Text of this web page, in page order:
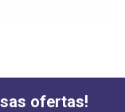
ofertas!